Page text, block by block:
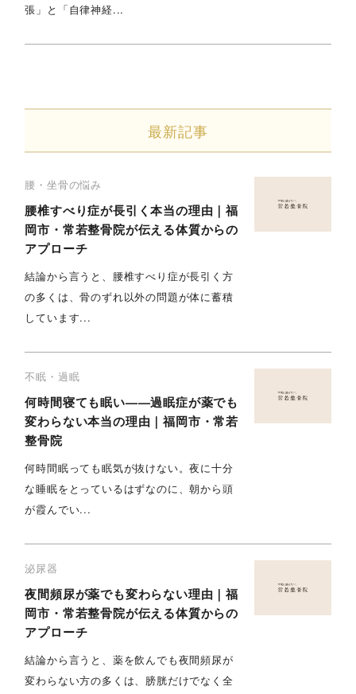
張」と「自律神経...
最新記事
腰・坐骨の悩み
腰椎すべり症が長引く本当の理由｜福
岡市・常若整骨院が伝える体質からの
アプローチ
結論から言うと、腰椎すべり症が長引く方
の多くは、骨のずれ以外の問題が体に蓄積
しています...
不眠・過眠
何時間寝ても眠い——過眠症が薬でも
変わらない本当の理由｜福岡市・常若
整骨院
何時間眠っても眠気が抜けない。夜に十分
な睡眠をとっているはずなのに、朝から頭
が霞んでい...
泌尿器
夜間頻尿が薬でも変わらない理由｜福
岡市・常若整骨院が伝える体質からの
アプローチ
結論から言うと、薬を飲んでも夜間頻尿が
変わらない方の多くは、膀胱だけでなく全